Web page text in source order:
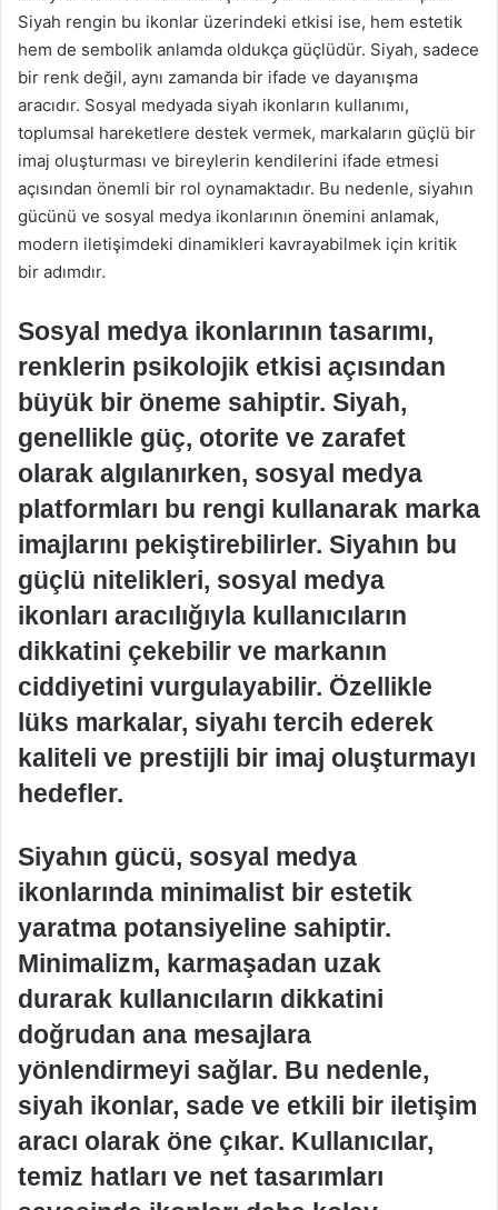
Siyah rengin bu ikonlar üzerindeki etkisi ise, hem estetik
hem de sembolik anlamda oldukça güçlüdür. Siyah, sadece
bir renk değil, aynı zamanda bir ifade ve dayanışma
aracıdır. Sosyal medyada siyah ikonların kullanımı,
toplumsal hareketlere destek vermek, markaların güçlü bir
imaj oluşturması ve bireylerin kendilerini ifade etmesi
açısından önemli bir rol oynamaktadır. Bu nedenle, siyahın
gücünü ve sosyal medya ikonlarının önemini anlamak,
modern iletişimdeki dinamikleri kavrayabilmek için kritik
bir adımdır.
Sosyal medya ikonlarının tasarımı,
renklerin psikolojik etkisi açısından
büyük bir öneme sahiptir. Siyah,
genellikle güç, otorite ve zarafet
olarak algılanırken, sosyal medya
platformları bu rengi kullanarak marka
imajlarını pekiştirebilirler. Siyahın bu
güçlü nitelikleri, sosyal medya
ikonları aracılığıyla kullanıcıların
dikkatini çekebilir ve markanın
ciddiyetini vurgulayabilir. Özellikle
lüks markalar, siyahı tercih ederek
kaliteli ve prestijli bir imaj oluşturmayı
hedefler.
Siyahın gücü, sosyal medya
ikonlarında minimalist bir estetik
yaratma potansiyeline sahiptir.
Minimalizm, karmaşadan uzak
durarak kullanıcıların dikkatini
doğrudan ana mesajlara
yönlendirmeyi sağlar. Bu nedenle,
siyah ikonlar, sade ve etkili bir iletişim
aracı olarak öne çıkar. Kullanıcılar,
temiz hatları ve net tasarımları